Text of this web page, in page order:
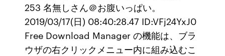
253 名無しさん＠お腹いっぱい。
2019/03/17(日) 08:40:28.47 ID:VFj24YxJ0
Free Download Manager の機能は、ブラ
ウザの右クリックメニュー内に組み込むこ